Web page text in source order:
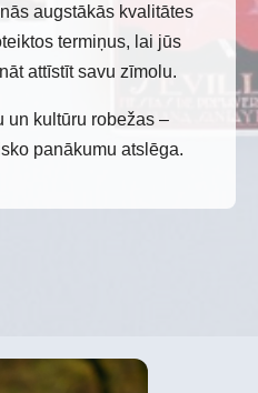
augstākās kvalitātes
termiņus, lai jūs
attīstīt savu zīmolu.
un kultūru robežas –
panākumu atslēga.